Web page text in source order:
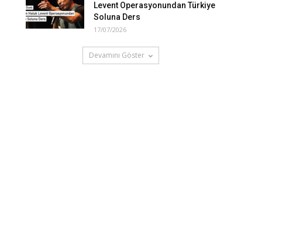
Levent Operasyonundan Türkiye
Soluna Ders
17/07/2026
Devamını Göster